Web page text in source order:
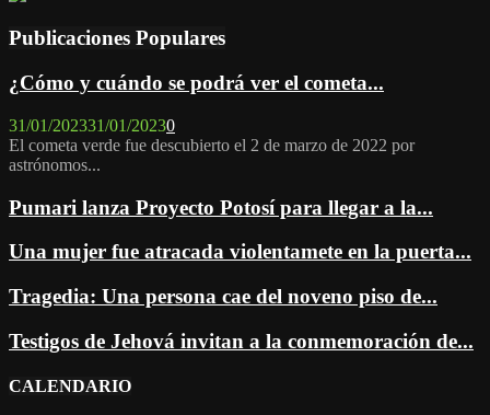
Publicaciones Populares
¿Cómo y cuándo se podrá ver el cometa...
31/01/202331/01/20230
El cometa verde fue descubierto el 2 de marzo de 2022 por
astrónomos...
Pumari lanza Proyecto Potosí para llegar a la...
Una mujer fue atracada violentamete en la puerta...
Tragedia: Una persona cae del noveno piso de...
Testigos de Jehová invitan a la conmemoración de...
CALENDARIO